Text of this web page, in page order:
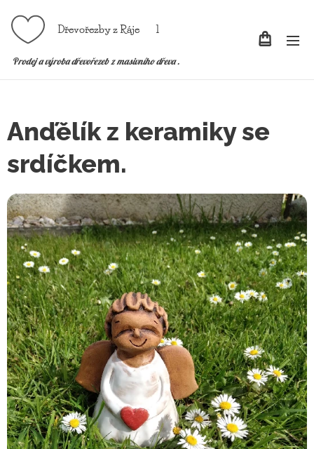
Dřevořezby z Ráje l
Prodej a výroba dřevořezeb z masivního dřeva .
Anďělík z keramiky se
srdíčkem.